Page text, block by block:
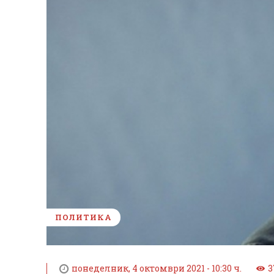
ПОЛИТИКА
понеделник, 4 октомври 2021 - 10:30 ч.